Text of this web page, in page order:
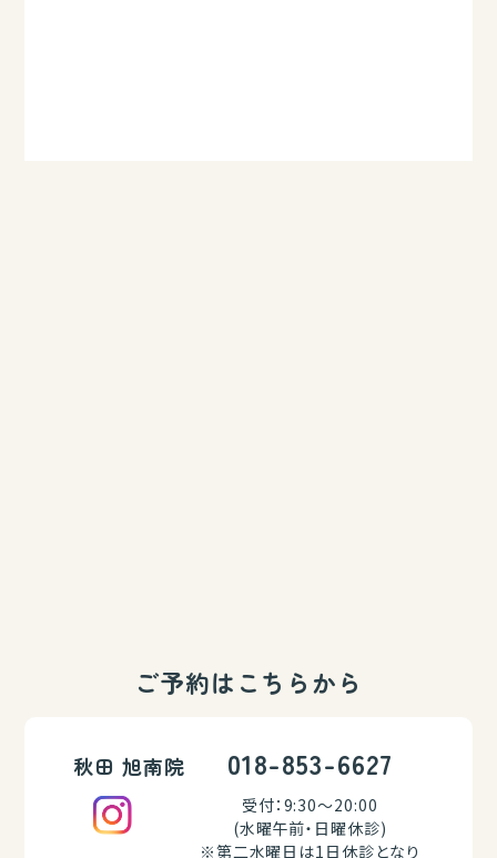
ご予約はこちらから
秋田 旭南院 018-853-6627
受付：9:30～20:00
(水曜午前・日曜休診)
※第二水曜日は1日休診となり